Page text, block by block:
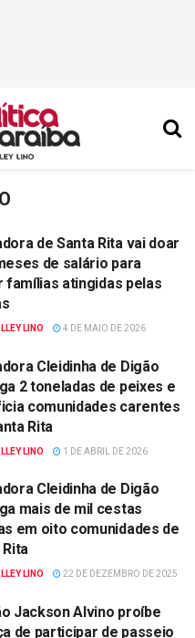
de Santa Rita vai doar
de salário para
famílias atingidas pelas
LINO 4 DE MAIO DE 2026
Cleidinha de Digão
2 toneladas de peixes e
comunidades carentes
Rita
LINO 1 DE ABRIL DE 2026
Cleidinha de Digão
mais de mil cestas
em oito comunidades de
LINO 22 DE DEZEMBRO DE 2025
Jackson Alvino proíbe
de participar de passeio